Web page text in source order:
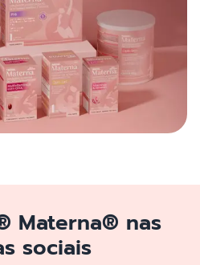
Materna® nas
sociais